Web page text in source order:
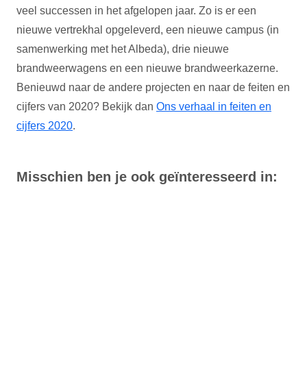
veel successen in het afgelopen jaar. Zo is er een
nieuwe vertrekhal opgeleverd, een nieuwe campus (in
samenwerking met het Albeda), drie nieuwe
brandweerwagens en een nieuwe brandweerkazerne.
Benieuwd naar de andere projecten en naar de feiten en
cijfers van 2020? Bekijk dan Ons verhaal in feiten en
cijfers 2020.
Misschien ben je ook geïnteresseerd in: